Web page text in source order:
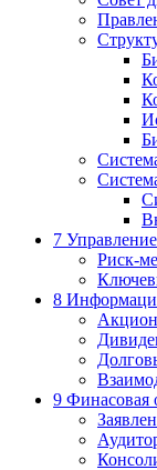
7
Риск-
8
9 Финасовая